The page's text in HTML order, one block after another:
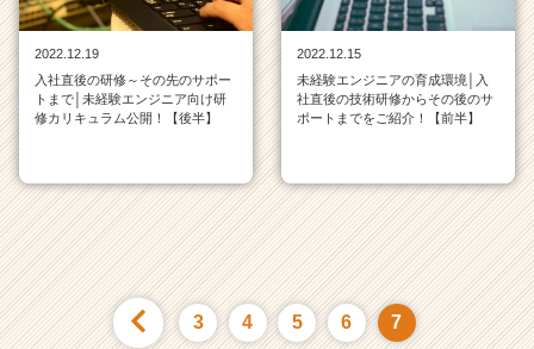
2022.12.19
入社直後の研修～その先のサポー
トまで│未経験エンジニア向け研
修カリキュラム公開！【後半】
2022.12.15
未経験エンジニアの育成環境│入
社直後の技術研修からその後のサ
ポートまでをご紹介！【前半】
3 4 5 6 7